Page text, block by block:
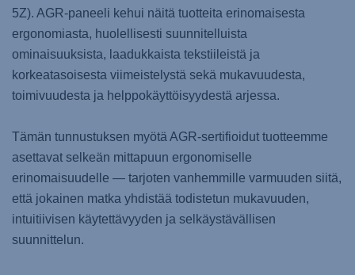
5Z). AGR-paneeli kehui näitä tuotteita erinomaisesta
ergonomiasta, huolellisesti suunnitelluista
ominaisuuksista, laadukkaista tekstiileistä ja
korkeatasoisesta viimeistelystä sekä mukavuudesta,
toimivuudesta ja helppokäyttöisyydestä arjessa.
Tämän tunnustuksen myötä AGR-sertifioidut tuotteemme
asettavat selkeän mittapuun ergonomiselle
erinomaisuudelle — tarjoten vanhemmille varmuuden siitä,
että jokainen matka yhdistää todistetun mukavuuden,
intuitiivisen käytettävyyden ja selkäystävällisen
suunnittelun.